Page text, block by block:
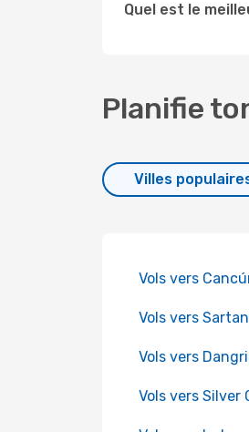
Quel est le
Planifie
Villes
Vols vers
Vols vers
Vols vers
Vols vers Silver